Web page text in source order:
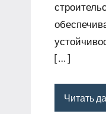
[…]
Читать